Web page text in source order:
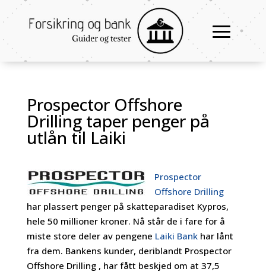
Prospector Offshore
Drilling taper penger på
utlån til Laiki
Prospector
Offshore Drilling
har plassert penger på skatteparadiset Kypros,
hele 50 millioner kroner. Nå står de i fare for å
miste store deler av pengene Laiki Bankhar lånt
fra dem. Bankens kunder, deriblandt Prospector
Offshore Drilling , har fått beskjed om at 37,5